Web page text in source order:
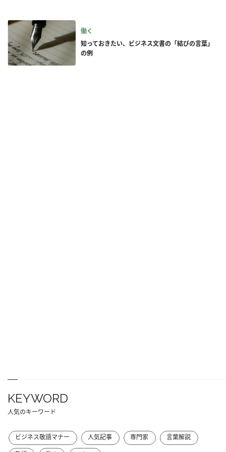
働く
知っておきたい、ビジネス文書の「結びの言葉」
の例
KEYWORD
人気のキーワード
ビジネス敬語マナー 人気記事 専門家
言葉解説